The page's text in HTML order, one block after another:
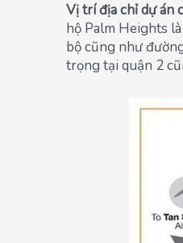
Vị trí địa chỉ dự án
hộ Palm Heights
bộ cũng như
trọng tại quận 2